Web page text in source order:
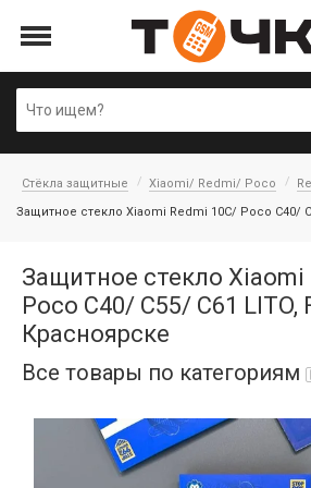
Стёкла защитные Xiaomi/ Redmi/ Poco
Защитное стекло Xiaomi Redmi 10C/ Poco C40/
Защитное стекло Xiaomi
Poco C40/ C55/ C61 LITO,
Красноярске
Все товары по категориям
Автопарфюм
Аккумуляторы портативные